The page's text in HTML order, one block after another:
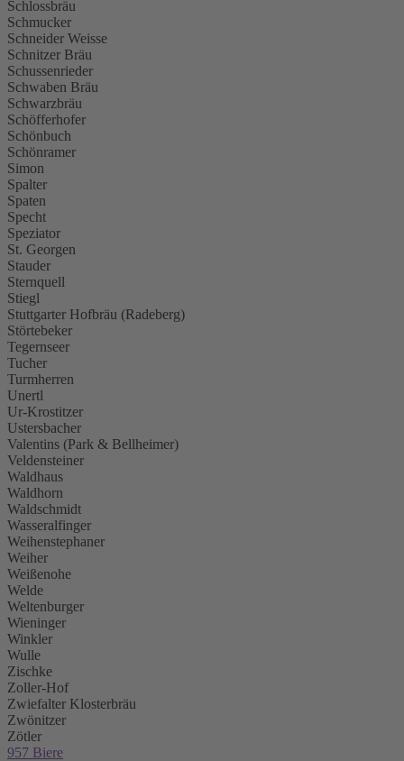
Schlossbräu
Schmucker
Schneider Weisse
Schnitzer Bräu
Schussenrieder
Schwaben Bräu
Schwarzbräu
Schöfferhofer
Schönbuch
Schönramer
Simon
Spalter
Spaten
Specht
Speziator
St. Georgen
Stauder
Sternquell
Stiegl
Stuttgarter Hofbräu (Radeberg)
Störtebeker
Tegernseer
Tucher
Turmherren
Unertl
Ur-Krostitzer
Ustersbacher
Valentins (Park & Bellheimer)
Veldensteiner
Waldhaus
Waldhorn
Waldschmidt
Wasseralfinger
Weihenstephaner
Weiher
Weißenohe
Welde
Weltenburger
Wieninger
Winkler
Wulle
Zischke
Zoller-Hof
Zwiefalter Klosterbräu
Zwönitzer
Zötler
957 Biere